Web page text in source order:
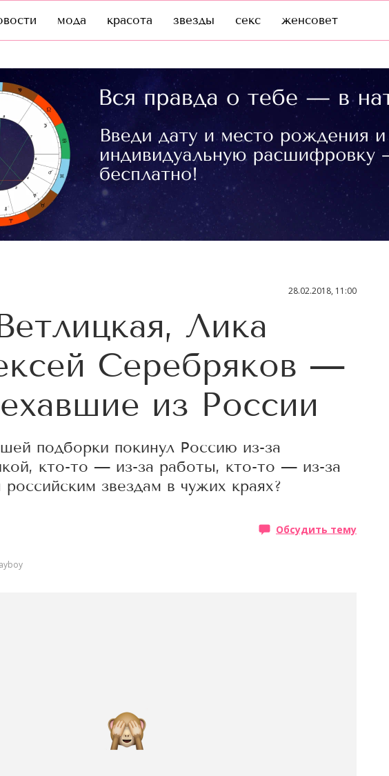
мода красота звезды секс женсовет
28.02.2018, 11:00
Лика
Серебряков —
из России
подборки покинул Россию из-за
кто-то — из-за работы, кто-то — из-за
звездам в чужих краях?
Обсудить тему